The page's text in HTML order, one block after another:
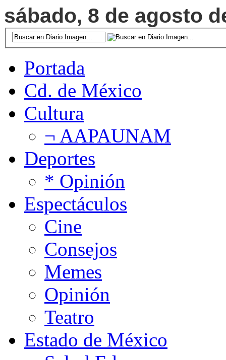
sábado, 8 de agosto
Portada
Cd. de México
Cultura
¬ AAPAUNAM
Deportes
* Opinión
Espectáculos
Cine
Consejos
Memes
Opinión
Teatro
Estado de México